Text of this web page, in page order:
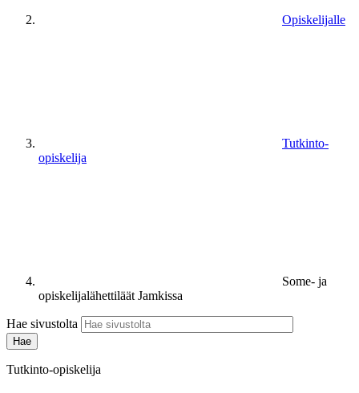
Opiskelijalle
Tutkinto-
opiskelija
Some- ja
opiskelijalähettiläät Jamkissa
Hae sivustolta
Tutkinto-opiskelija